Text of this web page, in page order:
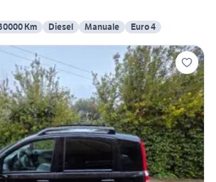
Km Diesel Manuale Euro 4